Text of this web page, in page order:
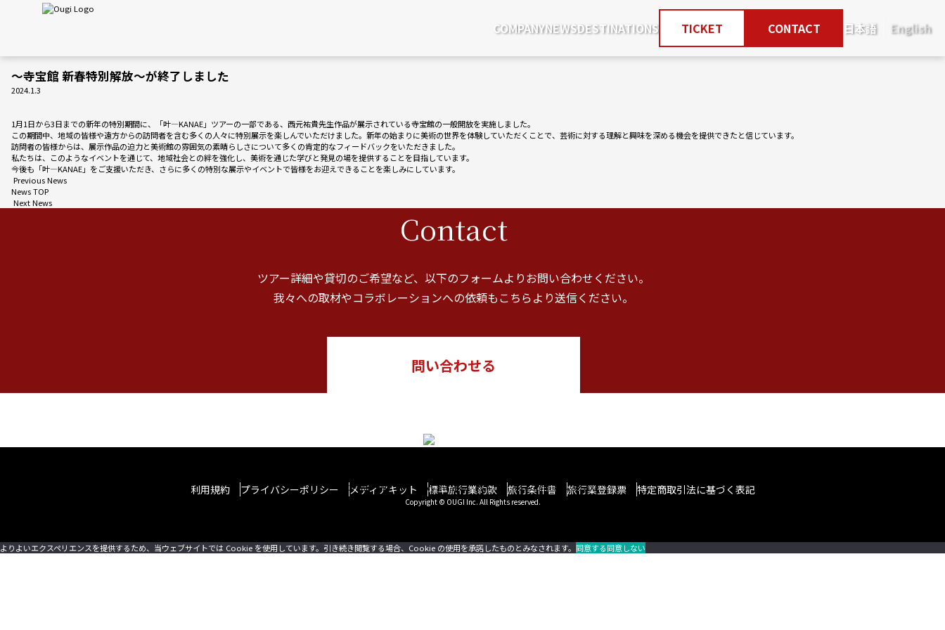
COMPANYNEWSDESTINATIONS TICKET CONTACT 日本語 English
〜寺宝館 新春特別解放〜が終了しました
2024.1.3
1月1日から3日までの新年の特別期間に、「叶―KANAE」ツアーの一部である、西元祐貴先生作品が展示されている寺宝館の一般開放を実施しました。
この期間中、地域の皆様や遠方からの訪問者を含む多くの人々に特別展示を楽しんでいただけました。新年の始まりに美術の世界を体験していただくことで、芸術に対する理解と興味を深める機会を提供できたと信じています。
訪問者の皆様からは、展示作品の迫力と美術館の雰囲気の素晴らしさについて多くの肯定的なフィードバックをいただきました。
私たちは、このようなイベントを通じて、地域社会との絆を強化し、美術を通じた学びと発見の場を提供することを目指しています。
今後も「叶―KANAE」をご支援いただき、さらに多くの特別な展示やイベントで皆様をお迎えできることを楽しみにしています。
Previous News
News TOP
Next News
Contact
ツアー詳細や貸切のご希望など、 以下のフォームよりお問い合わせください。
我々への取材やコラボレーションへの依頼もこちらより送信ください。
問い合わせる
Create your own “Story in Japan.” Rich tour experiences await you.
利用規約 プライバシーポリシー メディアキット 標準旅行業約款 旅行条件書 旅行業登録票 特定商取引法に基づく表記
Copyright © OUGI Inc. All Rights reserved.
よりよいエクスペリエンスを提供するため、当ウェブサイトでは Cookie を使用しています。引き続き閲覧する場合、Cookie の使用を承諾したものとみなされます。 同意する同意しない